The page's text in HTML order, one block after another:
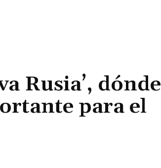
Rusia’, dónde
para el